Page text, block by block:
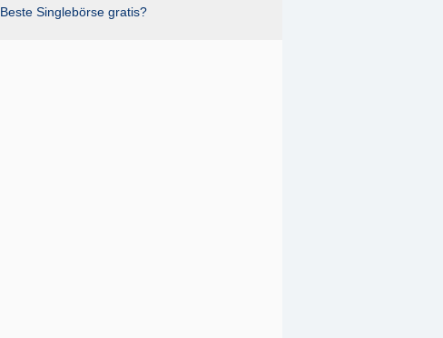
Beste Singlebörse gratis?